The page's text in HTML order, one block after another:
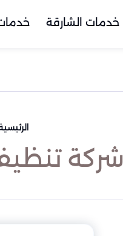
خدمات الشارقة
شركة